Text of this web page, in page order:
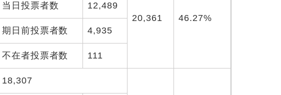
20,361 46.27%
当日投票者数 12,489
期日前投票者数 4,935
不在者投票者数 111
18,307